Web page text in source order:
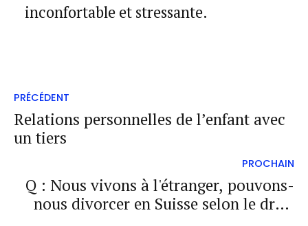
inconfortable et stressante.
PRÉCÉDENT
Relations personnelles de l’enfant avec
un tiers
PROCHAIN
Q : Nous vivons à l'étranger, pouvons-
nous divorcer en Suisse selon le droit